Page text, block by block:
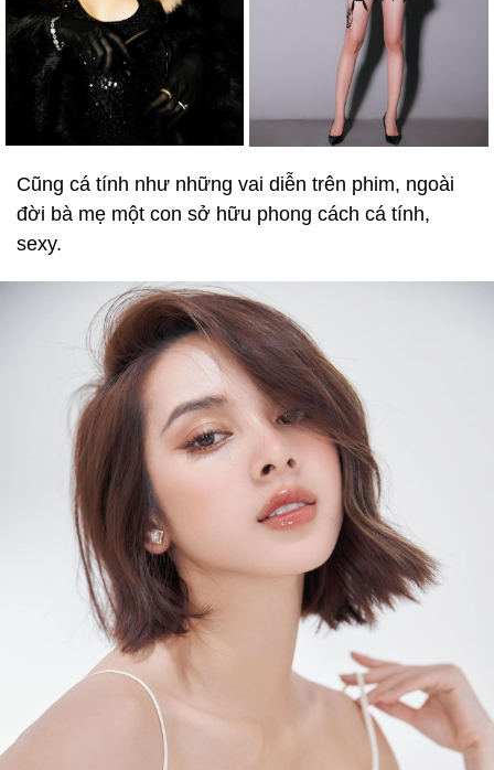
Cũng cá tính như những vai diễn trên phim, ngoài
đời bà mẹ một con sở hữu phong cách cá tính,
sexy.